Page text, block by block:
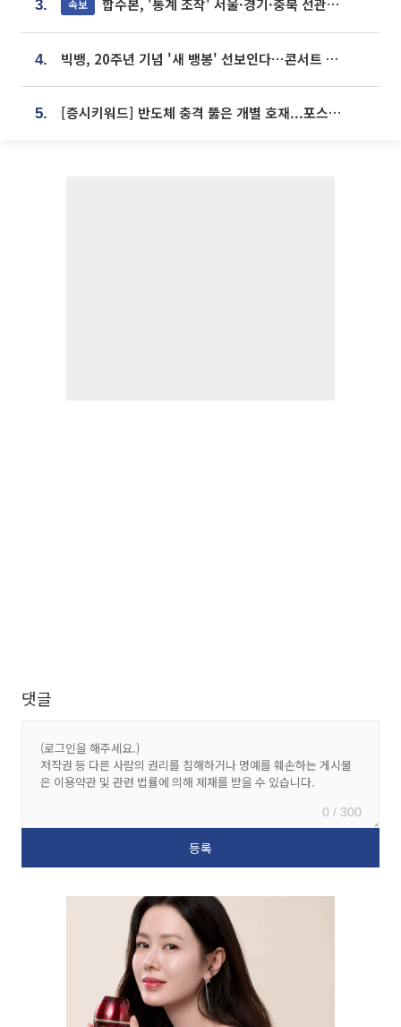
3. 속보 합수본, '통계 조작' 서울·경기·충북 선관위 등 추가 압수수색
4. 빅뱅, 20주년 기념 '새 뱅봉' 선보인다⋯콘서트 앞두고 팝업 개최
5. [증시키워드] 반도체 충격 뚫은 개별 호재...포스코퓨처엠·에코프로·한화솔루션 '눈길'
댓글
0 / 300